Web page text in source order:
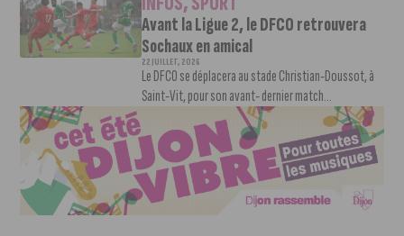
Avant la Ligue 2, le DFCO retrouvera
Sochaux en amical
22 JUILLET, 2026
Le DFCO se déplacera au stade Christian-Doussot, à
Saint-Vit, pour son avant- dernier match...